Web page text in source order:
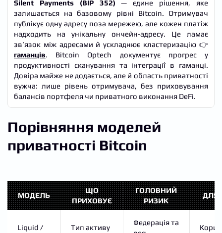
Silent Payments (BIP 352) — єдине рішення, яке
залишається на базовому рівні Bitcoin. Отримувач
публікує одну адресу поза мережею, але кожен платіж
надходить на унікальну ончейн-адресу. Це ламає
зв’язок між адресами й ускладнює кластеризацію 👉
гаманців. Bitcoin Optech документує прогрес у
продуктивності сканування та інтеграції в гаманці.
Довіра майже не додається, але й область приватності
вужча: лише рівень отримувача, без приховування
балансів портфеля чи приватного виконання DeFi.
Порівняння моделей
приватності Bitcoin
МОДЕЛЬ
ЩО
ПРИХОВУЄ
ГОЛОВНИЙ
РИЗИК
ДЛЯ
Liquid /
Тип активу
Федерація та